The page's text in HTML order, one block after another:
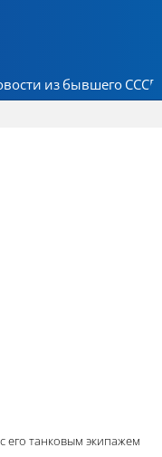
из бывшего СССР
его танковым экипажем